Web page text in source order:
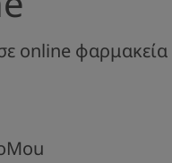
online φαρμακεία